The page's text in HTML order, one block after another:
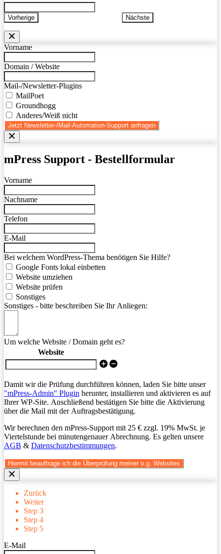
Vorherige Nächste
Vorname
Domain / Website
Mail-/Newsletter-Plugins
MailPoet
Groundhogg
Anderes/Weiß nicht
Jetzt Newsletter-/Mail-Automation-Support anfragen
mPress Support - Bestellformular
Vorname
Nachname
Telefon
E-Mail
Bei welchem WordPress-Thema benötigen Sie Hilfe?
Google Fonts lokal einbetten
Website umziehen
Website prüfen
Sonstiges
Sonstiges - bitte beschreiben Sie Ihr Anliegen:
Um welche Website / Domain geht es?
Website
Damit wir die Prüfung durchführen können, laden Sie bitte unser
"mPress-Admin" Plugin herunter, installieren und aktivieren es auf
Ihrer WP-Site. Anschließend bestätigen Sie bitte die Aktivierung
über die Mail mit der Auftragsbestätigung.
Wir berechnen den mPress-Support mit 25 € zzgl. 19% MwSt. je
Viertelstunde bei minutengenauer Abrechnung. Es gelten unsere
AGB & Datenschutzbestimmungen.
Hiermit beauftrage ich die Überprüfung meiner o.g. Websites
Zurück
Weiter
Step 3
Step 4
Step 5
E-Mail